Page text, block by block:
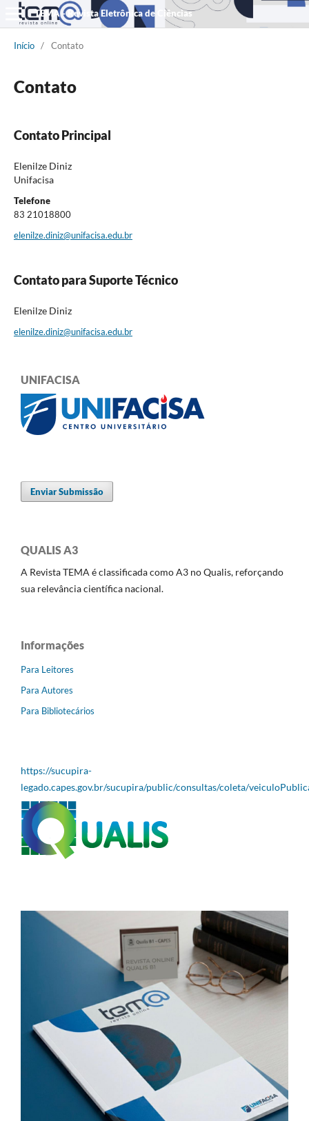
TEMA - Revista Eletrônica de Ciências
Início / Contato
Contato
Contato Principal
Elenilze Diniz
Unifacisa
Telefone
83 21018800
elenilze.diniz@unifacisa.edu.br
Contato para Suporte Técnico
Elenilze Diniz
elenilze.diniz@unifacisa.edu.br
UNIFACISA
Enviar Submissão
QUALIS A3
A Revista TEMA é classificada como A3 no Qualis, reforçando
sua relevância científica nacional.
Informações
Para Leitores
Para Autores
Para Bibliotecários
https://sucupira-
legado.capes.gov.br/sucupira/public/consultas/coleta/